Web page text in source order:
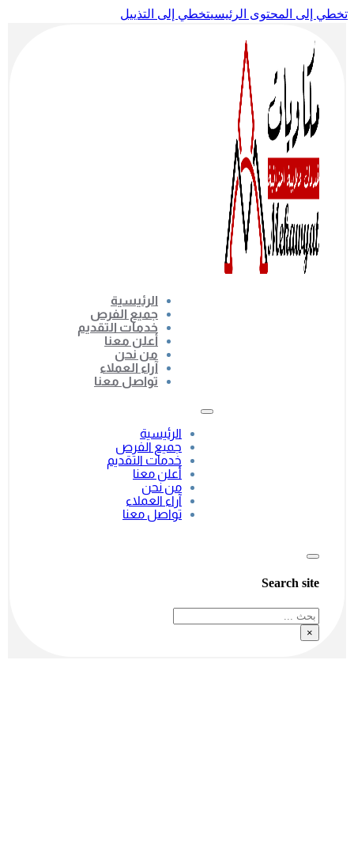
تخطي إلى المحتوى الرئيسيتخطي إلى التذييل
الرئيسية
جميع الفرص
خدمات التقديم
أعلن معنا
من نحن
آراء العملاء
تواصل معنا
الرئيسية
جميع الفرص
خدمات التقديم
أعلن معنا
من نحن
آراء العملاء
تواصل معنا
Search site
بحث
×